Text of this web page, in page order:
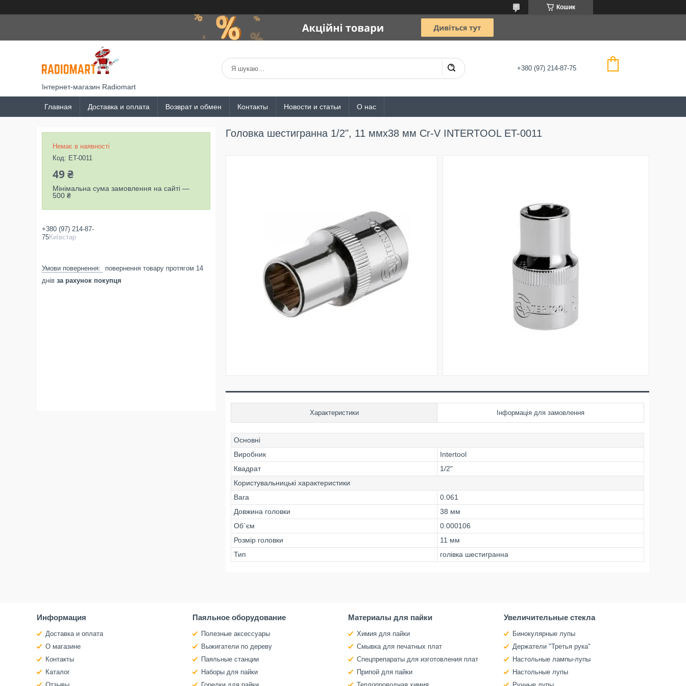
Кошик
Інтернет-магазин Radiomart
+380 (97) 214-87-75
Главная Доставка и оплата Возврат и обмен Контакты Новости и статьи О нас
Головка шестигранна 1/2", 11 ммx38 мм Cr-V INTERTOOL ET-0011
Характеристики Інформація для замовлення
Основні
Виробник
Intertool
Квадрат
1/2"
Користувальницькі характеристики
Вага
0.061
Довжина головки
38 мм
Об`єм
0.000106
Розмір головки
11 мм
Тип
голівка шестигранна
Немає в наявності
Код: ET-0011
49 ₴
Мінімальна сума замовлення на сайті —
500 ₴
+380 (97) 214-87-
75Київстар
повернення товару протягом 14
днів за рахунок покупця
Информация
Доставка и оплата
О магазине
Контакты
Каталог
Паяльное оборудование
Полезные аксессуары
Выжигатели по дереву
Паяльные станции
Наборы для пайки
Материалы для пайки
Химия для пайки
Смывка для печатных плат
Спецпрепараты для изготовления плат
Припой для пайки
Увеличительные стекла
Бинокулярные лупы
Держатели "Третья рука"
Настольные лампы-лупы
Настольные лупы